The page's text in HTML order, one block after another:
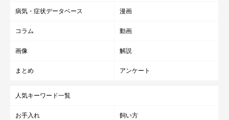
病気・症状データベース 漫画
コラム 動画
画像 解説
まとめ アンケート
人気キーワード一覧
お手入れ 飼い方